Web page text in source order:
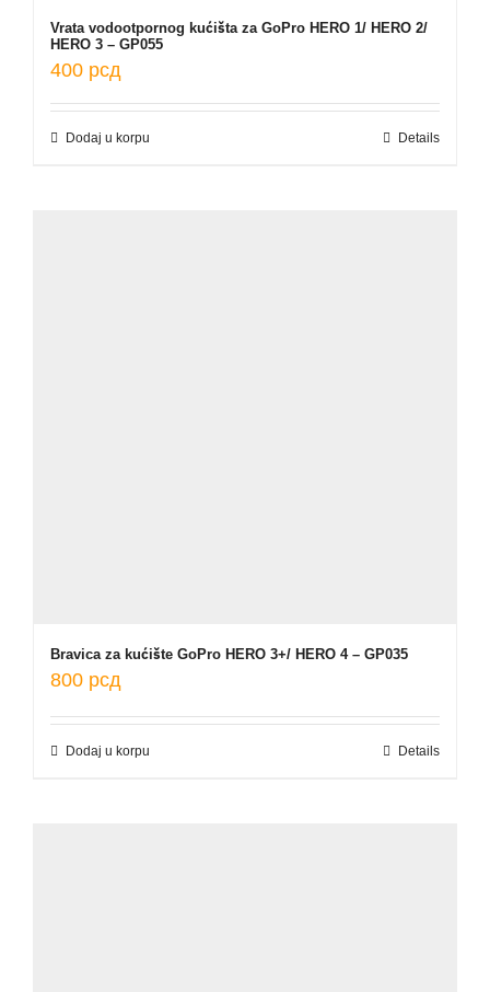
Vrata vodootpornog kućišta za GoPro HERO 1/ HERO 2/
HERO 3 – GP055
400 рсд
Dodaj u korpu Details
Bravica za kućište GoPro HERO 3+/ HERO 4 – GP035
800 рсд
Dodaj u korpu Details